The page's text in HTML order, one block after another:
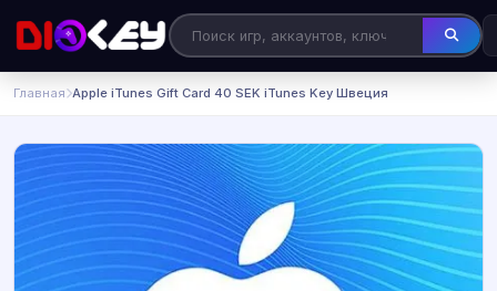
Главная Apple iTunes Gift Card 40 SEK iTunes Key Швеция